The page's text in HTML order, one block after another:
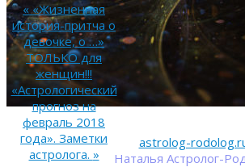
astrolog-
Наталья Астролог-
««Жизненная
история-притча о
девочке, о …»
ТОЛЬКО для
женщин!!!
«Астрологический
прогноз на
февраль 2018
года». Заметки
астролога. »